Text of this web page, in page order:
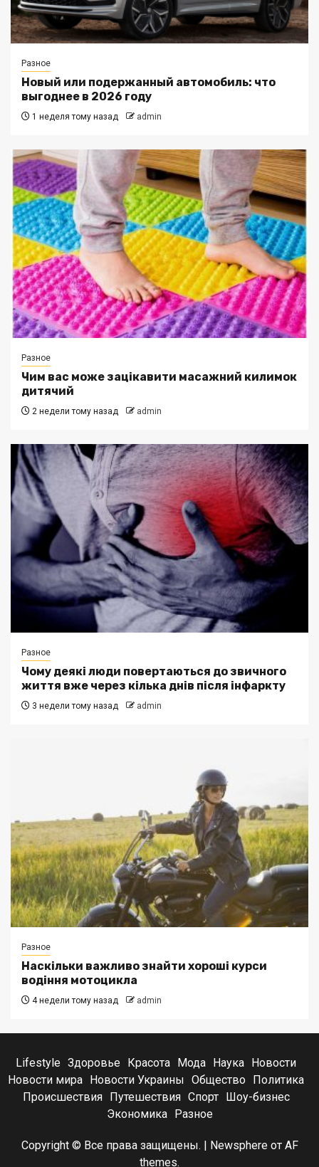
Разное
Новый или подержанный автомобиль: что
выгоднее в 2026 году
1 неделя тому назад admin
Разное
Чим вас може зацікавити масажний килимок
дитячий
2 недели тому назад admin
Разное
Чому деякі люди повертаються до звичного
життя вже через кілька днів після інфаркту
3 недели тому назад admin
Разное
Наскільки важливо знайти хороші курси
водіння мотоцикла
4 недели тому назад admin
Lifestyle Здоровье Красота Мода Наука Новости
Новости мира Новости Украины Общество Политика
Происшествия
Путешествия Спорт
Шоу-бизнес
Экономика
Разное
Copyright © Все права защищены. | Newsphereот AF
themes.